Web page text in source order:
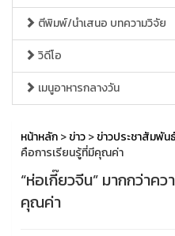
ตีพิมพ์/นำเสนอ บทความวิจัย
วิดีโอ
เมนูอาหารกลางวัน
หน้าหลัก>ข่าว>ข่าวประชาสัมพัน
คือการเรียนรู้ที่มีคุณค่า
“ห่อเกี๊ยวจีน” มากกว่าค
คุณค่า